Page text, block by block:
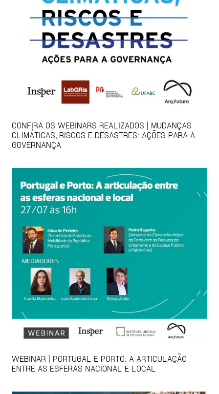
CONFIRA OS WEBINARS REALIZADOS | MUDANÇAS
CLIMÁTICAS, RISCOS E DESASTRES: AÇÕES PARA A
GOVERNANÇA
WEBINAR | PORTUGAL E PORTO: A ARTICULAÇÃO
ENTRE AS ESFERAS NACIONAL E LOCAL